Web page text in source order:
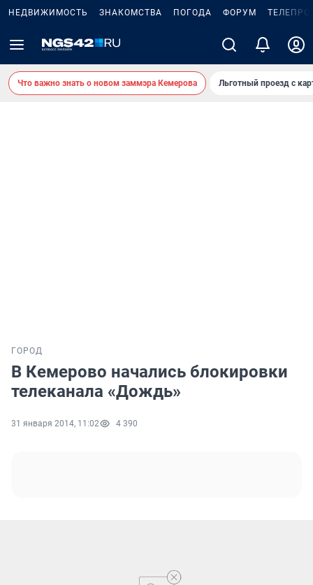
НЕДВИЖИМОСТЬ ЗНАКОМСТВА ПОГОДА ФОРУМ
Что важно знать о новом заммэра Кемерова Льготный проезд с
ГОРОД
В Кемерово начались блокировки
телеканала «Дождь»
31 января 2014, 11:02 4 390